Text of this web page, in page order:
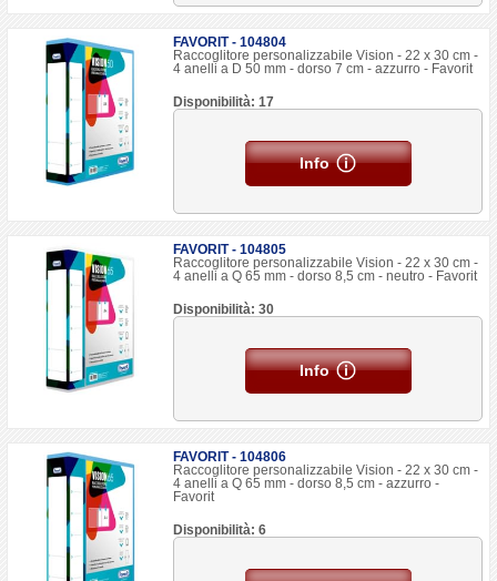
FAVORIT - 104804
Raccoglitore personalizzabile Vision - 22 x 30 cm -
4 anelli a D 50 mm - dorso 7 cm - azzurro - Favorit
Disponibilità: 17
Info
FAVORIT - 104805
Raccoglitore personalizzabile Vision - 22 x 30 cm -
4 anelli a Q 65 mm - dorso 8,5 cm - neutro - Favorit
Disponibilità: 30
Info
FAVORIT - 104806
Raccoglitore personalizzabile Vision - 22 x 30 cm -
4 anelli a Q 65 mm - dorso 8,5 cm - azzurro -
Favorit
Disponibilità: 6